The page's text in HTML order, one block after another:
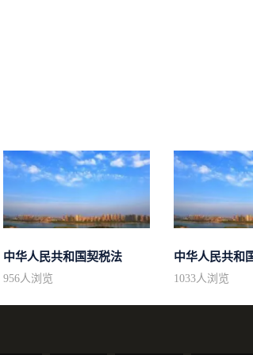
中华人民共和国契税法
956人浏览 1033人浏览